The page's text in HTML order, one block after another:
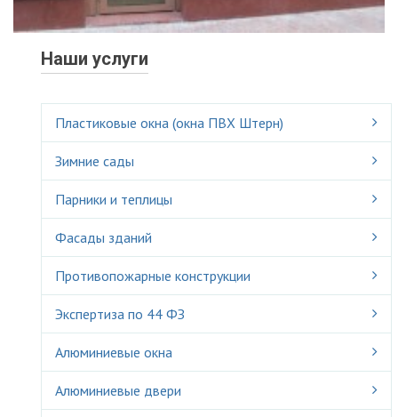
Наши услуги
Пластиковые окна (окна ПВХ Штерн)
Зимние сады
Парники и теплицы
Фасады зданий
Противопожарные конструкции
Экспертиза по 44 ФЗ
Алюминиевые окна
Алюминиевые двери